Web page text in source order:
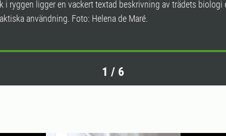
i ryggen ligger en vackert textad beskrivning av trädets biologi
användning. Foto: Helena de Maré.
1 / 6